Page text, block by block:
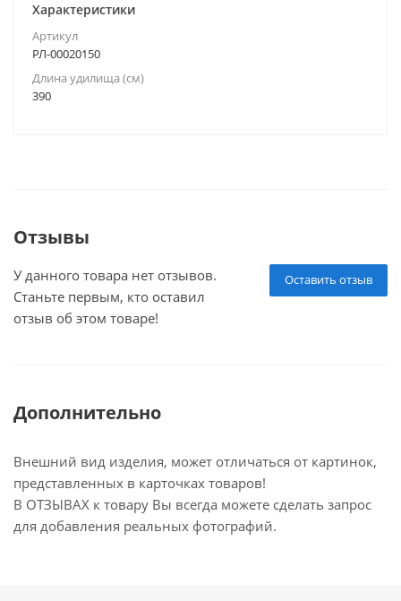
Характеристики
Артикул
РЛ-00020150
Длина удилища (см)
390
Отзывы
Оставить отзыв
У данного товара нет отзывов.
Станьте первым, кто оставил
отзыв об этом товаре!
Дополнительно
Внешний вид изделия, может отличаться от картинок,
представленных в карточках товаров!
В ОТЗЫВАХ к товару Вы всегда можете сделать запрос
для добавления реальных фотографий.